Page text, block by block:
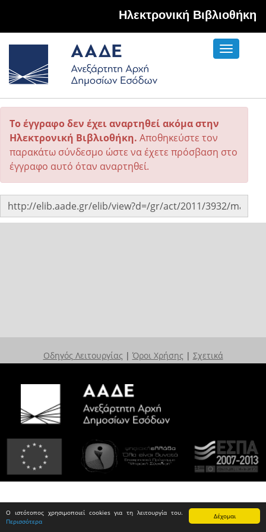
Δέχομαι
Ο ιστότοπος χρησιμοποιεί cookies για τη λειτουργία του.
Περισσότερα
Hλεκτρονική Βιβλιοθήκη
Toggle
Το έγγραφο δεν έχει αναρτηθεί ακόμα στην
Ηλεκτρονική Βιβλιοθήκη. Αποθηκεύστε τον
παρακάτω σύνδεσμο ώστε να έχετε πρόσβαση στο
έγγραφο αυτό όταν αναρτηθεί.
Οδηγός Λειτουργίας | Όροι Χρήσης | Σχετικά